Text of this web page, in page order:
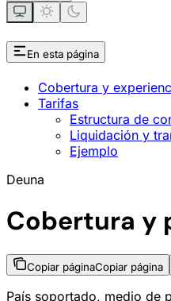
En esta página
Cobertura y
Tarifas
Estructura de
Liquidación y
Ejemplo
Deuna
Cobertura y
Copiar páginaCopiar página
País soportado, medio de